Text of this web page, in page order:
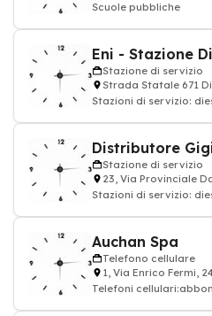
Scuole pubbliche
Eni - Stazione
Stazione di servizio
Strada Statale 671
Stazioni di servizio:
Stazione di servizio
23, Via Provinciale
Stazioni di servizio:
Auchan Spa
Telefono cellulare
1, Via Enrico Fermi,
Telefoni